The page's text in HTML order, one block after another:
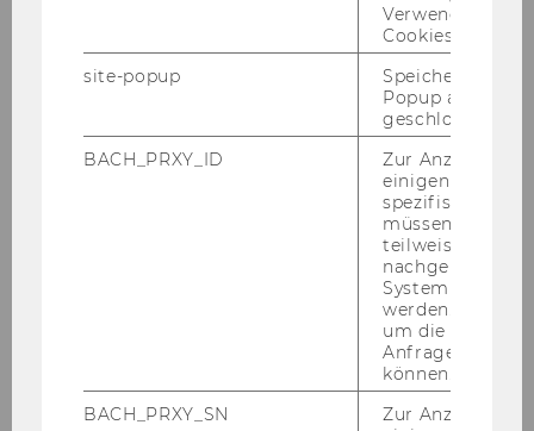
Challenge fürs Wintersemster gesucht?
Werdet Lern-, Musik- oder Sportbuddy!
Verwendung von
Cookies.
site-popup
Speichert ob ein
Popup
geschlossen
BACH_PRXY_ID
Zur Anzeige von
einigen WU-
spezifischen
müssen
teilweise von
nachgelagerten
System
werden.
um die Antwort
Anfrage
können.
BACH_PRXY_SN
Zur Anzeige von